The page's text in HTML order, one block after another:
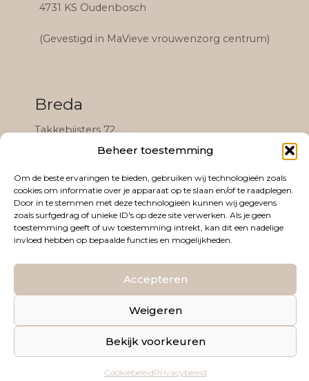
Beheer toestemming
Om de beste ervaringen te bieden, gebruiken wij technologieën zoals
cookies om informatie over je apparaat op te slaan en/of te raadplegen.
Door in te stemmen met deze technologieën kunnen wij gegevens
zoals surfgedrag of unieke ID's op deze site verwerken. Als je geen
toestemming geeft of uw toestemming intrekt, kan dit een nadelige
invloed hebben op bepaalde functies en mogelijkheden.
Accepteren
Weigeren
Bekijk voorkeuren
CookiebeleidPrivacybeleid
4731 KS Oudenbosch
(Gevestigd in MaVieve vrouwenzorg centrum)
Breda
Takkebijsters 72
4817 BL Breda
(Gevestigd in het Black & White Community
complex)
Algemene voorwaarden
© 2026 PRETECHO&ZO. WEBDESIGN DOOR
COMMUNICATIONS